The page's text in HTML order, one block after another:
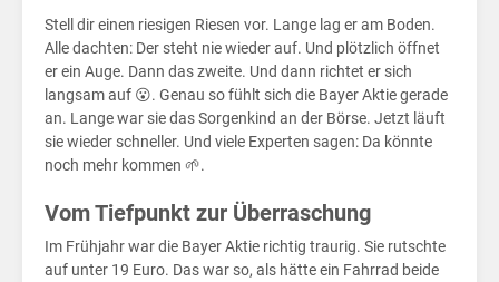
Stell dir einen riesigen Riesen vor. Lange lag er am Boden.
Alle dachten: Der steht nie wieder auf. Und plötzlich öffnet
er ein Auge. Dann das zweite. Und dann richtet er sich
langsam auf 😮. Genau so fühlt sich die Bayer Aktie gerade
an. Lange war sie das Sorgenkind an der Börse. Jetzt läuft
sie wieder schneller. Und viele Experten sagen: Da könnte
noch mehr kommen 🌱.
Vom Tiefpunkt zur Überraschung
Im Frühjahr war die Bayer Aktie richtig traurig. Sie rutschte
auf unter 19 Euro. Das war so, als hätte ein Fahrrad beide